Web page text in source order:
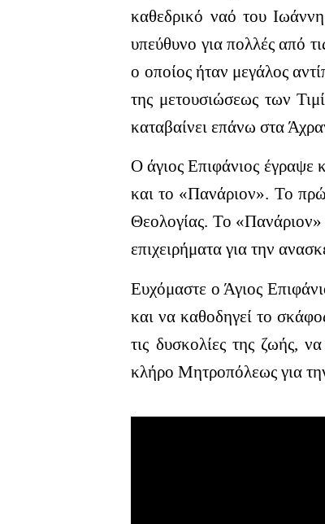
καθεδρικό ναό του
υπεύθυνο για πολλές από
ο οποίος ήταν μεγάλος
της μετουσιώσεως των
καταβαίνει επάνω στα
Ο άγιος Επιφάνιος έγραψε
και το «Πανάριον». Το
Θεολογίας. Το «Πανάριον»
επιχειρήματα για την
Ευχόμαστε ο Άγιος
και να καθοδηγεί το
τις δυσκολίες της ζωής,
κλήρο Μητροπόλεως για